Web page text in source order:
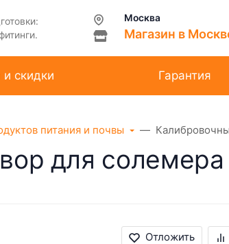
Москва
Магазин в
и скидки Гарантия
питания и почвы
для
Отложить